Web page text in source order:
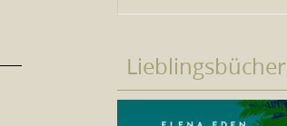
Lieblingsbücher